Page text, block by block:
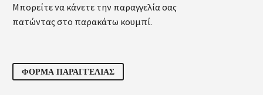
Μπορείτε να κάνετε την παραγγελία σας
πατώντας στο παρακάτω κουμπί.
ΦΟΡΜΑ ΠΑΡΑΓΓΕΛΙΑΣ